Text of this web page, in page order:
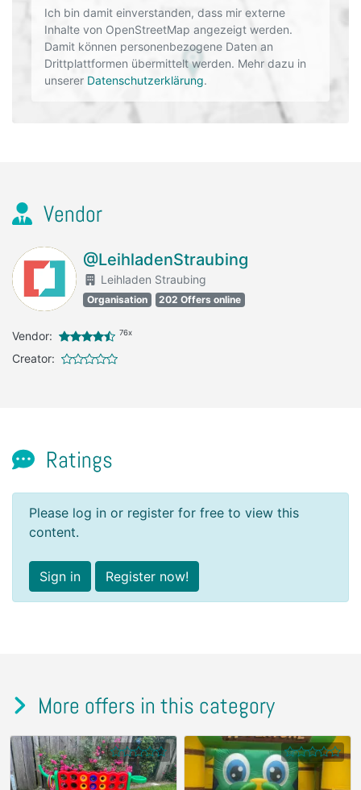
Ich bin damit einverstanden, dass mir externe
Inhalte von OpenStreetMap angezeigt werden.
Damit können personenbezogene Daten an
Drittplattformen übermittelt werden. Mehr dazu in
unserer Datenschutzerklärung.
Vendor
@LeihladenStraubing
Leihladen Straubing
Organisation 202 Offers online
Vendor: 76x
Creator:
Ratings
Please log in or register for free to view this
content.
Sign in Register now!
More offers in this category